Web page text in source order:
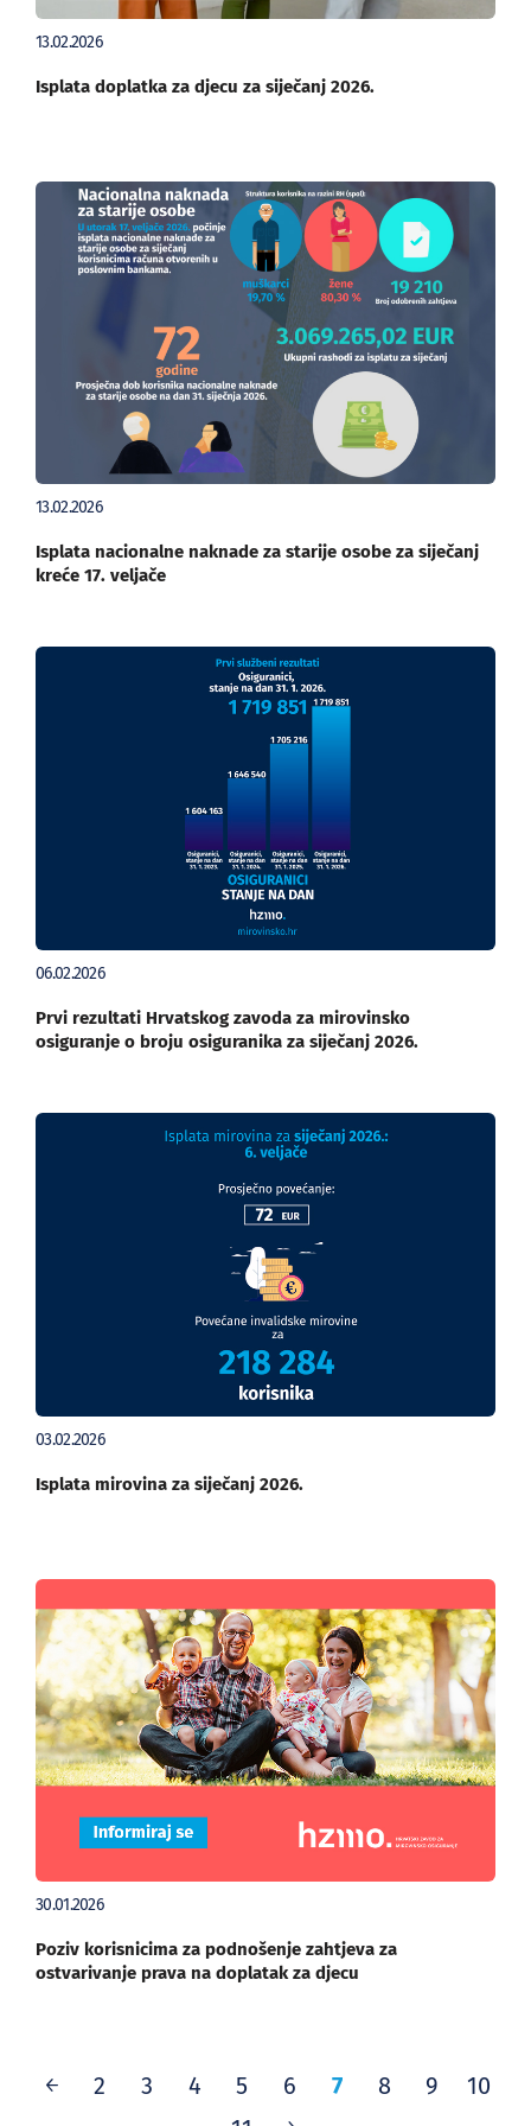
13.02.2026
Isplata doplatka za djecu za siječanj 2026.
13.02.2026
Isplata nacionalne naknade za starije osobe za siječanj
kreće 17. veljače
06.02.2026
Prvi rezultati Hrvatskog zavoda za mirovinsko
osiguranje o broju osiguranika za siječanj 2026.
03.02.2026
Isplata mirovina za siječanj 2026.
30.01.2026
Poziv korisnicima za podnošenje zahtjeva za
ostvarivanje prava na doplatak za djecu
2 3 4 5 6 7 8 9
10